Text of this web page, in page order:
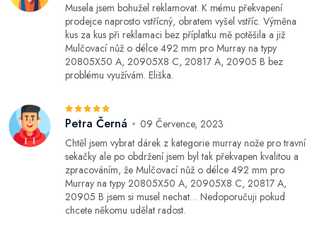
Musela jsem bohužel reklamovat. K mému překvapení
prodejce naprosto vstřícný, obratem vyšel vstříc. Výměna
kus za kus při reklamaci bez příplatku mě potěšila a již
Mulčovací nůž o délce 492 mm pro Murray na typy
20805X50 A, 20905X8 C, 20817 A, 20905 B bez
problému využívám. Eliška.
Petra Černá
09 Července, 2023
Chtěl jsem vybrat dárek z kategorie murray nože pro travní
sekačky ale po obdržení jsem byl tak překvapen kvalitou a
zpracováním, že Mulčovací nůž o délce 492 mm pro
Murray na typy 20805X50 A, 20905X8 C, 20817 A,
20905 B jsem si musel nechat… Nedoporučuji pokud
chcete někomu udělat radost.